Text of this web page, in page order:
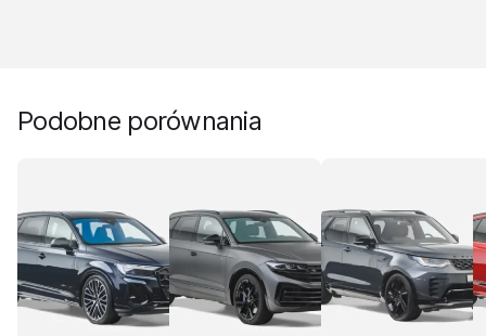
Podobne porównania